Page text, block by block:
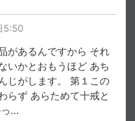
お得なクーポンを確認でき
、定額見放題の購入履歴の
。こちらから視聴いただく
登録した作品を確認できま
に追加した作品の削除も可
5:50
があるんですから それ
いかとおもうほど あち
じがします。 第１この
らず あらためて十戒と
…